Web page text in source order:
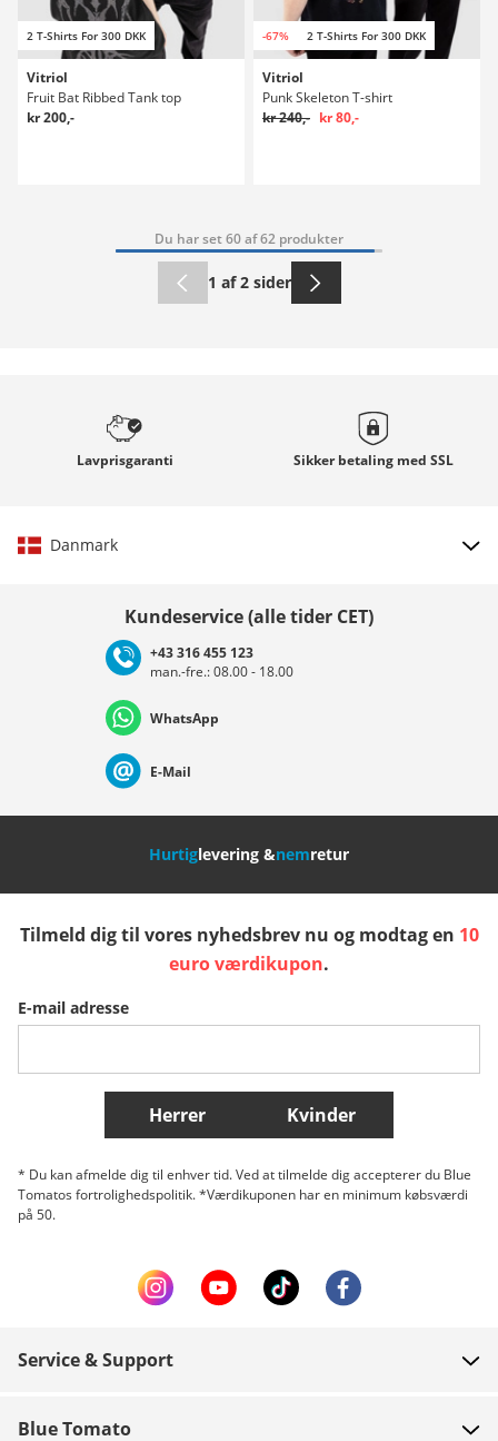
2 T-Shirts For 300 DKK
Vitriol
Fruit Bat Ribbed Tank top
kr 200,-
-67% 2 T-Shirts For 300 DKK
Vitriol
Punk Skeleton T-shirt
kr 240,- kr 80,-
Du har set 60 af 62 produkter
1 af 2 sider
Lavprisgaranti Sikker betaling med SSL
Danmark
Deutschland Österreich
Nederland Italia (Italiano) Italien (Deutsch)
Slovenija
Belgique (Français) Danmark Norge
Flere lande
Kundeservice (alle tider CET)
+43 316 455 123
man.-fre.: 08.00 - 18.00
WhatsApp
E-Mail
Hurtiglevering &nemretur
Tilmeld dig til vores nyhedsbrev nu og modtag en 10
euro værdikupon.
E-mail adresse
Herrer Kvinder
* Du kan afmelde dig til enhver tid. Ved at tilmelde dig accepterer du Blue
Tomatos fortrolighedspolitik. *Værdikuponen har en minimum købsværdi
på 50.
Service & Support
Blue Tomato